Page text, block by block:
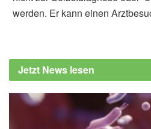
to Their Children
werden. Er kann einen
Jetzt News lesen